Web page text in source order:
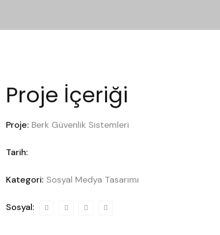
Proje İçeriği
Proje: Berk Güvenlik Sistemleri
Tarih:
Kategori: Sosyal Medya Tasarımı
Sosyal: